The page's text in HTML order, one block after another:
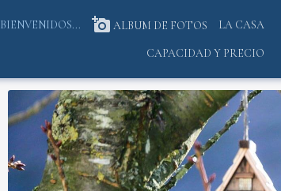
BIENVENIDOS... ALBUM DE FOTOS LA CASA
CAPACIDAD Y PRECIO